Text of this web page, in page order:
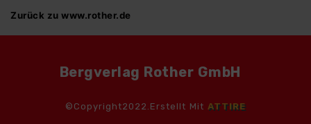
Zurück zu www.rother.de
Bergverlag Rother GmbH
©Copyright2022.Erstellt Mit ATTIRE